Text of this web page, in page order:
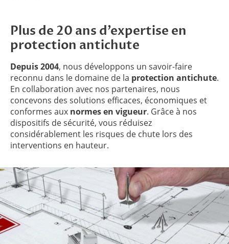
Plus de 20 ans d’expertise en
protection antichute
Depuis 2004, nous développons un savoir-faire
reconnu dans le domaine de la protection antichute.
En collaboration avec nos partenaires, nous
concevons des solutions efficaces, économiques et
conformes aux normes en vigueur. Grâce à nos
dispositifs de sécurité, vous réduisez
considérablement les risques de chute lors des
interventions en hauteur.